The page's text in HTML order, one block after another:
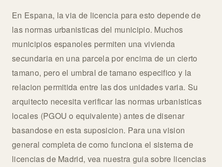
En Espana, la via de licencia para esto depende de
las normas urbanisticas del municipio. Muchos
municipios espanoles permiten una vivienda
secundaria en una parcela por encima de un cierto
tamano, pero el umbral de tamano especifico y la
relacion permitida entre las dos unidades varia. Su
arquitecto necesita verificar las normas urbanisticas
locales (PGOU o equivalente) antes de disenar
basandose en esta suposicion. Para una vision
general completa de como funciona el sistema de
licencias de Madrid, vea nuestra guia sobre licencias